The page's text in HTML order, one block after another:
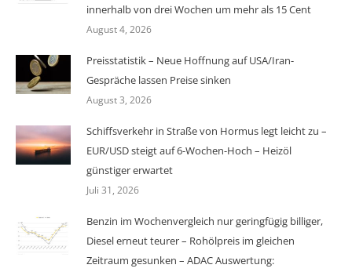
innerhalb von drei Wochen um mehr als 15 Cent
August 4, 2026
Preisstatistik – Neue Hoffnung auf USA/Iran-
Gespräche lassen Preise sinken
August 3, 2026
Schiffsverkehr in Straße von Hormus legt leicht zu –
EUR/USD steigt auf 6-Wochen-Hoch – Heizöl
günstiger erwartet
Juli 31, 2026
Benzin im Wochenvergleich nur geringfügig billiger,
Diesel erneut teurer – Rohölpreis im gleichen
Zeitraum gesunken – ADAC Auswertung: